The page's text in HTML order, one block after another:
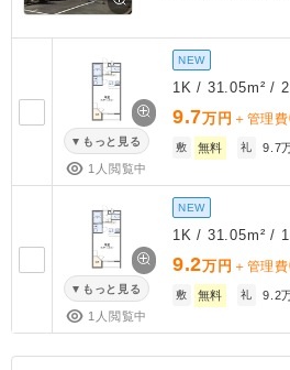
もっと見る
1人閲覧中
NEW
1K / 31.05m² /
9.7万円 ＋管理費
敷 無料 礼 9.7
もっと見る
1人閲覧中
NEW
1K / 31.05m² /
9.2万円 ＋管理費
敷 無料 礼 9.2